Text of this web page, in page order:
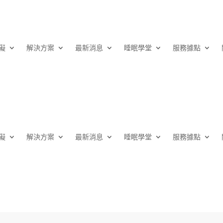
解決⽅案 最新消息 睡眠學堂 服務據點
解決⽅案 最新消息 睡眠學堂 服務據點